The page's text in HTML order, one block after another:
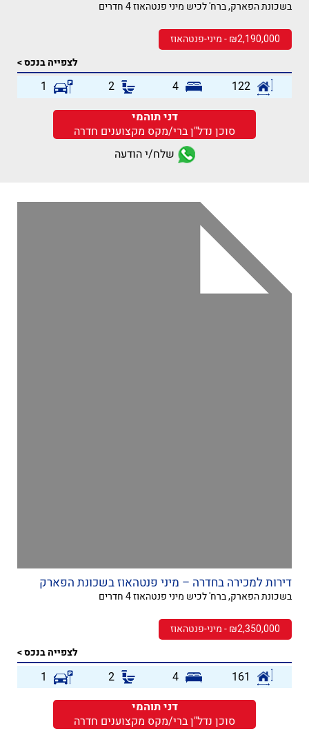
בשכונת הפארק, ברח' לכיש מיני פנטהאוז 4 חדרים
₪2,190,000 - מיני-פנטהאוז
לצפייה בנכס >
122
4
2
1
דני תוהמי
סוכן נדל"ן ברי/מקס מקצוענים חדרה
שלח/י הודעה
דירות למכירה בחדרה – מיני פנטהאוז בשכונת הפארק
בשכונת הפארק, ברח' לכיש מיני פנטהאוז 4 חדרים
₪2,350,000 - מיני-פנטהאוז
לצפייה בנכס >
161
4
2
1
דני תוהמי
סוכן נדל"ן ברי/מקס מקצוענים חדרה